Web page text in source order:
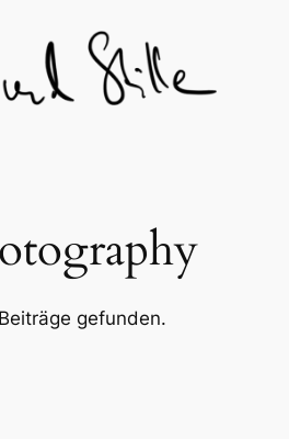
gefunden.